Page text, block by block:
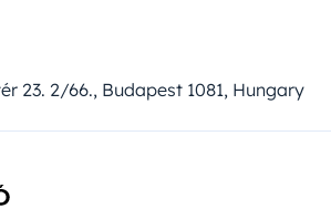
23. 2/66., Budapest 1081, Hungary